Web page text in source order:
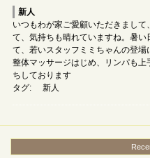
新人
いつもわが家ご愛顧いただきまし
て、気持ちも晴れていますね。暑
て、若いスタッフミミちゃんの登場
整体マッサージはじめ、リンパも
ちしております
タグ:
新人